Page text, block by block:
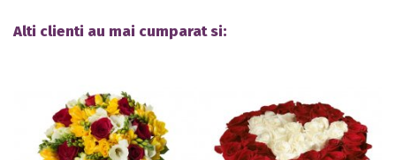
Alti clienti au mai cumparat si: